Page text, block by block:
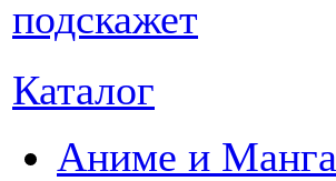
Каталог
Аниме и Манга